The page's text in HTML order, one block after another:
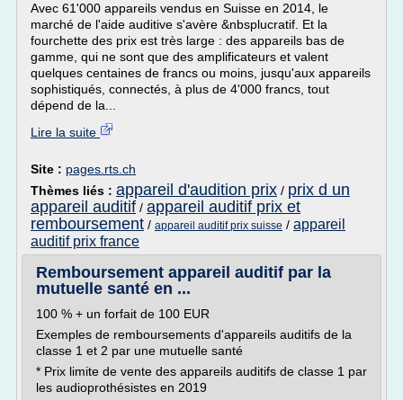
Avec 61'000 appareils vendus en Suisse en 2014, le
marché de l'aide auditive s'avère &nbsplucratif. Et la
fourchette des prix est très large : des appareils bas de
gamme, qui ne sont que des amplificateurs et valent
quelques centaines de francs ou moins, jusqu'aux appareils
sophistiqués, connectés, à plus de 4'000 francs, tout
dépend de la...
Lire la suite
Site : pages.rts.ch
Thèmes liés : appareil d'audition prix / prix d un
appareil auditif / appareil auditif prix et
remboursement / appareil auditif prix suisse / appareil
auditif prix france
Remboursement appareil auditif par la
mutuelle santé en ...
100 % + un forfait de 100 EUR
Exemples de remboursements d'appareils auditifs de la
classe 1 et 2 par une mutuelle santé
* Prix limite de vente des appareils auditifs de classe 1 par
les audioprothésistes en 2019